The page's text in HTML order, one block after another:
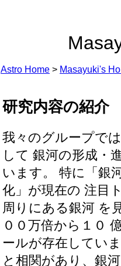
Astro Home > Masayuki's
研究内容の紹介
我々のグループで
して 銀河の形成・
います。 特に「銀
化」が現在の 注目
周りにある銀河 を
００万倍から１０
ールが存在してい
と相関があり、銀